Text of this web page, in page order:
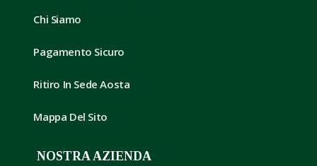
Chi Siamo
Pagamento Sicuro
Ritiro In Sede Aosta
Mappa Del Sito
NOSTRA AZIENDA